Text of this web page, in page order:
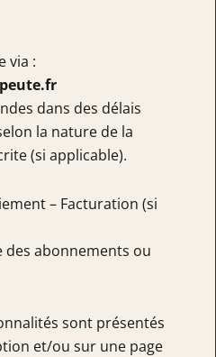
via :
dans des délais
la nature de la
(si applicable).
– Facturation (si
des abonnements ou
sont présentés
et/ou sur une page